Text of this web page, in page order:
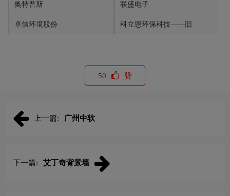
奥特普斯 联盛电子
卓信环境股份 科立恩环保科技——旧
50 赞
上一篇: 广州中软
下一篇: 艾丁奇背景墙